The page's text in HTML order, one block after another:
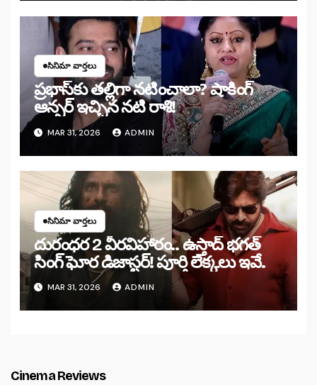
సినిమా వార్తలు
ప్రభాస్‌కు తల్లిగా నటించాలా? షాకింగ్
ఆన్సర్ ఇచ్చిన నటి రాశి!
MAR 31, 2026 ADMIN
సినిమా వార్తలు
దురంధర 2 వీరవిహారం.. ఉస్తాద్ భగత్
సింగ్ ఘోర డిజాస్టర్! పూర్తి లెక్కలు ఇవే.
MAR 31, 2026 ADMIN
Cinema Reviews